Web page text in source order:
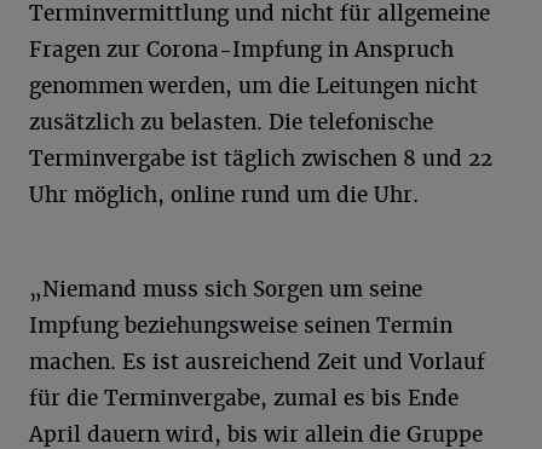
Terminvermittlung und nicht für allgemeine
Fragen zur Corona-Impfung in Anspruch
genommen werden, um die Leitungen nicht
zusätzlich zu belasten. Die telefonische
Terminvergabe ist täglich zwischen 8 und 22
Uhr möglich, online rund um die Uhr.
„Niemand muss sich Sorgen um seine
Impfung beziehungsweise seinen Termin
machen. Es ist ausreichend Zeit und Vorlauf
für die Terminvergabe, zumal es bis Ende
April dauern wird, bis wir allein die Gruppe